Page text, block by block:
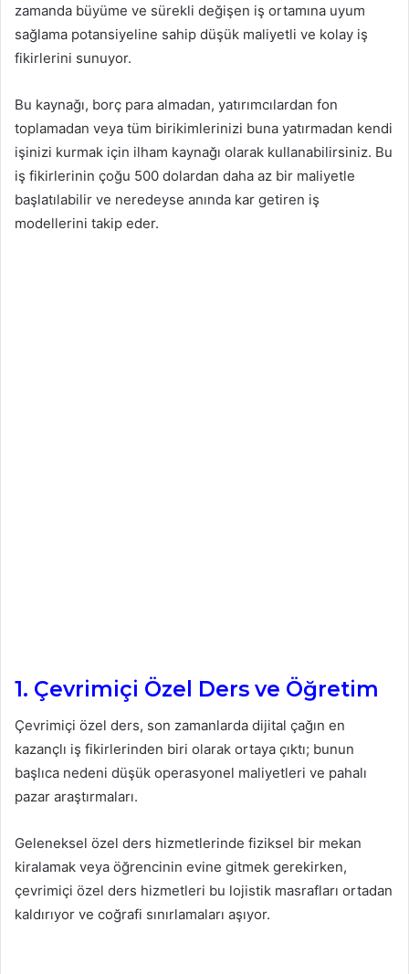
zamanda büyüme ve sürekli değişen iş ortamına uyum
sağlama potansiyeline sahip düşük maliyetli ve kolay iş
fikirlerini sunuyor.
Bu kaynağı, borç para almadan, yatırımcılardan fon
toplamadan veya tüm birikimlerinizi buna yatırmadan kendi
işinizi kurmak için ilham kaynağı olarak kullanabilirsiniz. Bu
iş fikirlerinin çoğu 500 dolardan daha az bir maliyetle
başlatılabilir ve neredeyse anında kar getiren iş
modellerini takip eder.
1. Çevrimiçi Özel Ders ve Öğretim
Çevrimiçi özel ders, son zamanlarda dijital çağın en
kazançlı iş fikirlerinden biri olarak ortaya çıktı; bunun
başlıca nedeni düşük operasyonel maliyetleri ve pahalı
pazar araştırmaları.
Geleneksel özel ders hizmetlerinde fiziksel bir mekan
kiralamak veya öğrencinin evine gitmek gerekirken,
çevrimiçi özel ders hizmetleri bu lojistik masrafları ortadan
kaldırıyor ve coğrafi sınırlamaları aşıyor.